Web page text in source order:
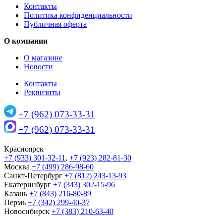
Контакты
Политика конфиденциальности
Публичная оферта
О компании
О магазине
Новости
Контакты
Реквизиты
+7 (962) 073-33-31
+7 (962) 073-33-31
Красноярск
+7 (933) 301-32-11 , +7 (923) 282-81-30
Москва +7 (499) 286-98-60
Санкт-Петербург +7 (812) 243-13-93
Екатеринбург +7 (343) 302-15-96
Казань +7 (843) 216-80-89
Пермь +7 (342) 299-40-37
Новосибирск +7 (383) 210-63-40